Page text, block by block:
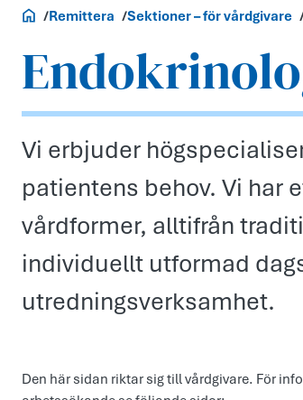
Vårdgivare
Remittera Sektioner – för vårdgivare
Vi erbjuder
patientens behov. Vi har
vårdformer, alltifrån
individuellt utformad
utredningsverksamhet.
Den här sidan riktar sig till vårdgivare. För